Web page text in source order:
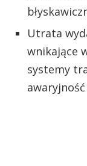
Utrata
wnikające
systemy